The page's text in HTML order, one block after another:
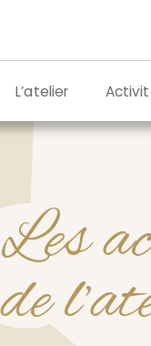
L’atelier
Les
de